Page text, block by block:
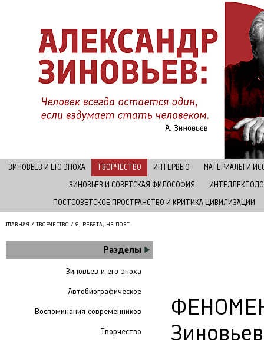
ЗИНОВЬЕВ И ЕГО ЭПОХА ТВОРЧЕСТВО ИНТЕРВЬЮ
МАТЕРИАЛЫ И
ЗИНОВЬЕВ И СОВЕТСКАЯ ФИЛОСОФИЯ
ПОСТСОВЕТСКОЕ ПРОСТРАНСТВО И КРИТИКА ЦИВИЛИЗАЦИИ
ГЛАВНАЯ / ТВОРЧЕСТВО / Я, РЕБЯТА, НЕ ПОЭТ
Разделы
Зиновьев и его эпоха
Автобиографическое
Воспоминания современников
Творчество